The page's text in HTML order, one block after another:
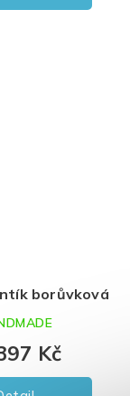
borůvková
Kč